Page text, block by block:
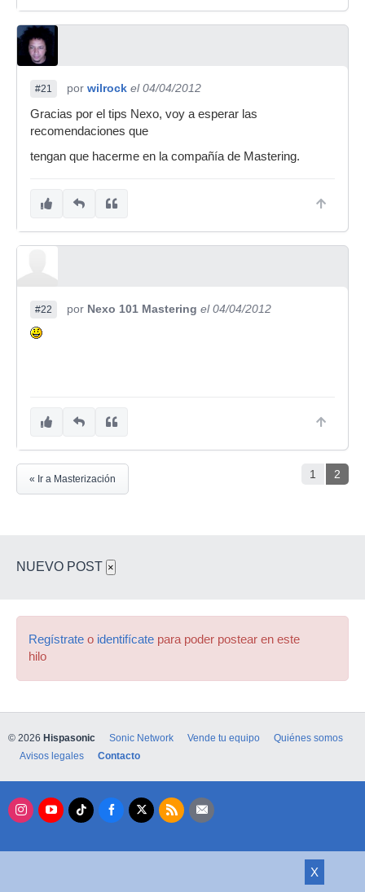
#21 por wilrock el 04/04/2012
Gracias por el tips Nexo, voy a esperar las
recomendaciones que
tengan que hacerme en la compañía de Mastering.
#22 por Nexo 101 Mastering el 04/04/2012
1 2
« Ir a Masterización
NUEVO POST ×
Regístrate o identifícate para poder postear en este
hilo
X
© 2026 Hispasonic Sonic Network Vende tu equipo
Quiénes somos
Avisos legales
Contacto